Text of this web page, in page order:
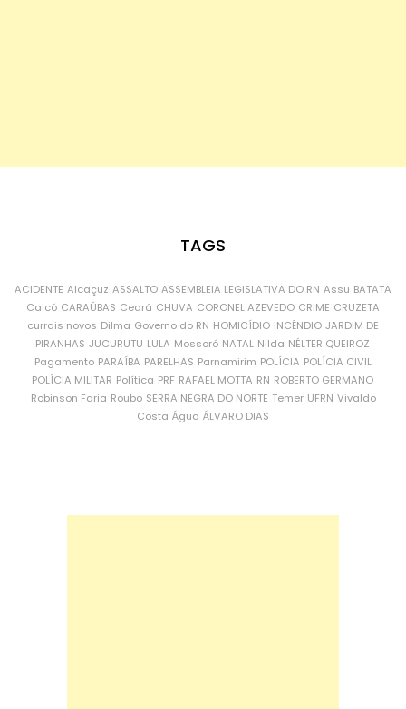
TAGS
ACIDENTE Alcaçuz ASSALTO ASSEMBLEIA LEGISLATIVA DO RN Assu BATATA
Caicó CARAÚBAS Ceará CHUVA CORONEL AZEVEDO CRIME CRUZETA
currais novos Dilma Governo do RN HOMICÍDIO INCÊNDIO JARDIM DE
PIRANHAS JUCURUTU LULA Mossoró NATAL Nilda NÉLTER QUEIROZ
Pagamento PARAÍBA PARELHAS Parnamirim POLÍCIA POLÍCIA CIVIL
POLÍCIA MILITAR Política PRF RAFAEL MOTTA RN ROBERTO GERMANO
Robinson Faria Roubo SERRA NEGRA DO NORTE Temer UFRN Vivaldo
Costa Água ÁLVARO DIAS